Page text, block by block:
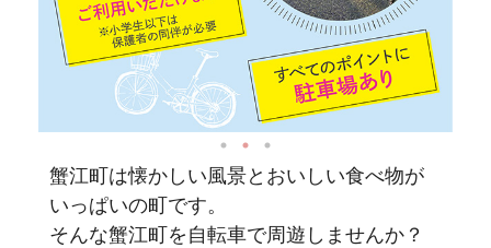
蟹江町は懐かしい風景とおいしい食べ物が
いっぱいの町です。
そんな蟹江町を自転車で周遊しませんか？